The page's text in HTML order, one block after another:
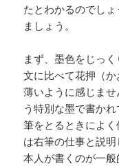
たとわかるのでし
ましょう。
まず、墨色をじっ
文に比べて花押（
薄いように感じま
う特別な墨で書か
筆をとるときによ
は右筆の仕事と説
本人が書くのが一